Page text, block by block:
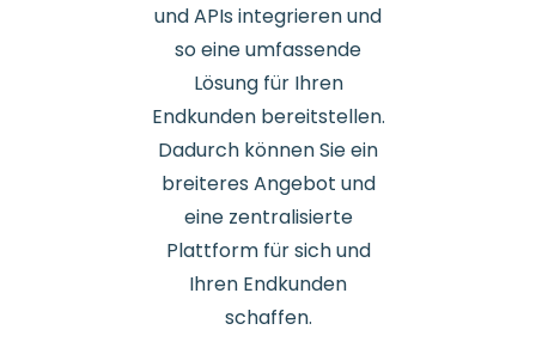
und APIs integrieren und
so eine umfassende
Lösung für Ihren
Endkunden bereitstellen.
Dadurch können Sie ein
breiteres Angebot und
eine zentralisierte
Plattform für sich und
Ihren Endkunden
schaffen.